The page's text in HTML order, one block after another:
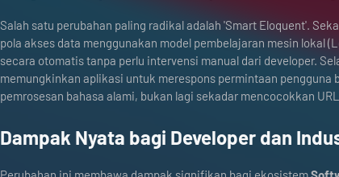
Salah satu perubahan paling radikal adalah 'Smart Eloquent'.
pola akses data menggunakan model pembelajaran mesin lokal
secara otomatis tanpa perlu intervensi manual dari developer.
memungkinkan aplikasi untuk merespons permintaan pengguna
pemrosesan bahasa alami, bukan lagi sekadar mencocokkan
Dampak Nyata bagi Developer dan